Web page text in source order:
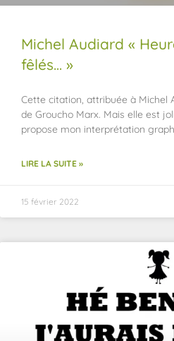
Michel Audiard «
fêlés… »
Cette citation, attribuée à Michel
de Groucho Marx. Mais elle est
propose mon interprétation
LIRE LA SUITE »
15 février 2022